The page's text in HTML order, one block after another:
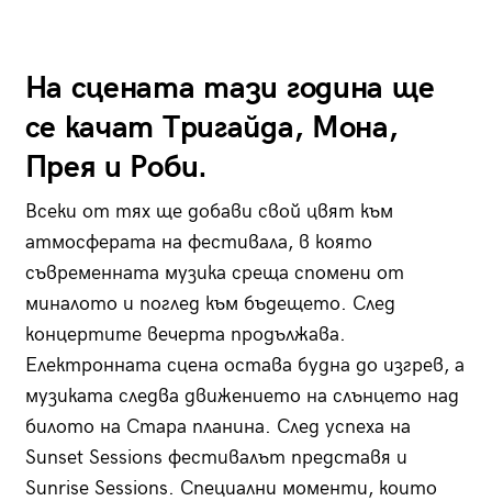
На сцената тази година ще
се качат Тригайда, Мона,
Прея и Роби.
Всеки от тях ще добави свой цвят към
атмосферата на фестивала, в която
съвременната музика среща спомени от
миналото и поглед към бъдещето. След
концертите вечерта продължава.
Електронната сцена остава будна до изгрев, а
музиката следва движението на слънцето над
билото на Стара планина. След успеха на
Sunset Sessions фестивалът представя и
Sunrise Sessions. Специални моменти, които